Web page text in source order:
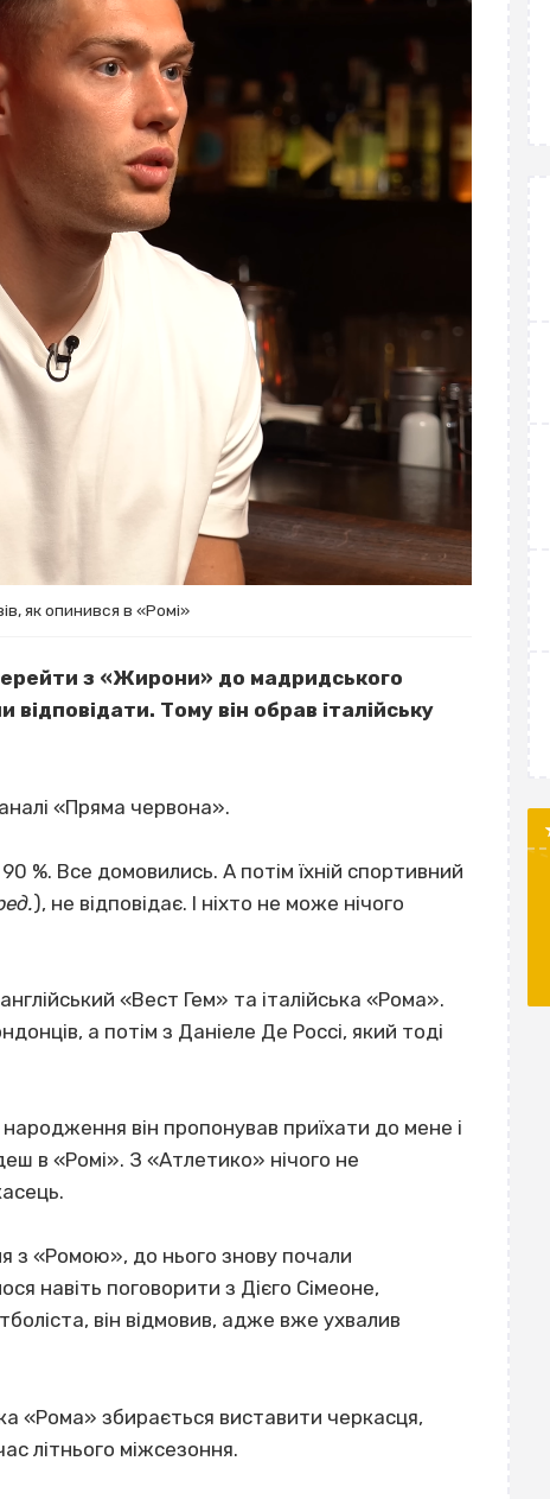
як опинився в «Ромі»
з «Жирони» до мадридського
Тому він обрав італійську
«Пряма червона».
%. Все домовились. А потім їхній спортивний
), не відповідає. І ніхто не може нічого
«Вест Гем» та італійська «Рома».
а потім з Даніеле Де Россі, який тоді
він пропонував приїхати до мене і
в «Ромі». З «Атлетико» нічого не
з «Ромою», до нього знову почали
навіть поговорити з Дієго Сімеоне,
він відмовив, адже вже ухвалив
«Рома» збирається виставити черкасця,
літнього міжсезоння.